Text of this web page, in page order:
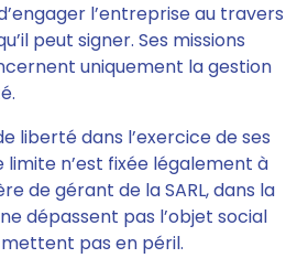
l’entreprise au travers
peut signer. Ses missions
uniquement la gestion
liberté dans l’exercice de ses
n’est fixée légalement à
de gérant de la SARL, dans la
dépassent pas l’objet social
pas en péril.